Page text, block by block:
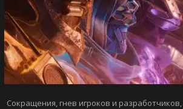
Сокращения, гнев игроков и